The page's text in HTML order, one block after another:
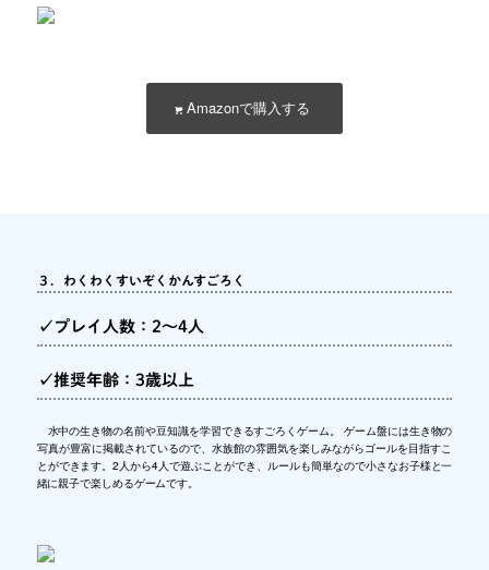
Amazonで購入する
３．わくわくすいぞくかんすごろく
✓プレイ人数：2～4人
✓推奨年齢：3歳以上
水中の生き物の名前や豆知識を学習できるすごろくゲーム。 ゲーム盤には生き物の
写真が豊富に掲載されているので、水族館の雰囲気を楽しみながらゴールを目指すこ
とができます。2人から4人で遊ぶことができ、ルールも簡単なので小さなお子様と一
緒に親子で楽しめるゲームです。